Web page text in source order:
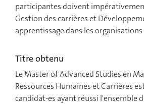
participantes doivent
Gestion des carrières et
apprentissage dans les organisations
Titre obtenu
Le Master of Advanced Studies en
Ressources Humaines et Carrières
candidat-es ayant réussi l'ensemble